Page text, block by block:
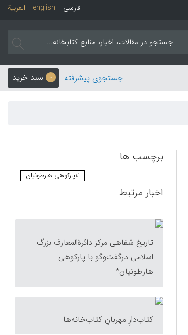
العربیة english فارسی
0 سبد خرید جستجوی پیشرفته
برچسب ها
#پارکوهی هارطونیان
اخبار مرتبط
تاریخ شفاهی مرکز دائرةالمعارف بزرگ
اسلامی درگفت‌وگو با پارکوهی
هارطونیان*
کتاب‌دارِ مهربانِ کتاب‌‎خانه‌ها